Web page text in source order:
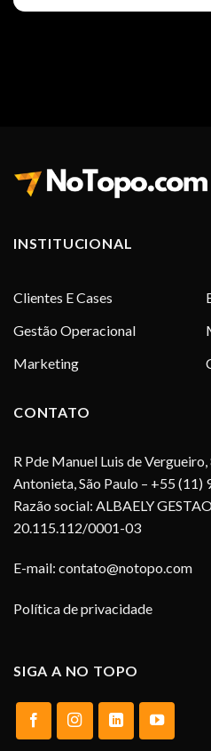
INSTITUCIONAL
Clientes E Cases
Gestão Operacional
Marketing
CONTATO
R Pde Manuel Luis de
Antonieta, São Paulo – +55 (11)
Razão social: ALBAELY
20.115.112/0001-03
E-mail: contato@notopo.com
Política de privacidade
SIGA A NO TOPO